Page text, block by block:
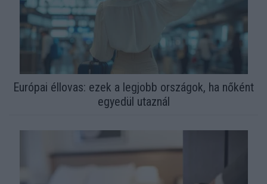
Európai éllovas: ezek a legjobb országok, ha nőként
egyedül utaznál